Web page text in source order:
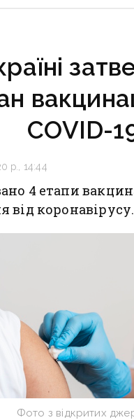
COVID-
р., 14:44
4 етапи
від коронавірусу.
Фото з відкритих